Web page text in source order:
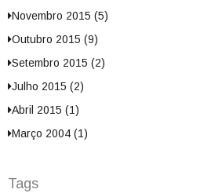
Novembro 2015 (5)
Outubro 2015 (9)
Setembro 2015 (2)
Julho 2015 (2)
Abril 2015 (1)
Março 2004 (1)
Tags